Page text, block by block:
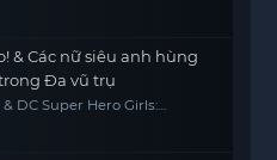
& Các nữ siêu anh hùng
Đa vũ trụ
DC Super Hero Girls: